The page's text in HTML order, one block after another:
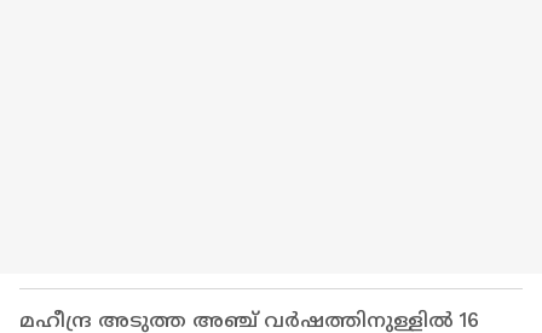
മഹീന്ദ്ര അടുത്ത അഞ്ച് വർഷത്തിനുള്ളിൽ 16